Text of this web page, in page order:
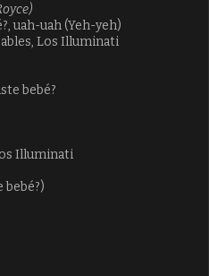
uah-uah (Yeh-yeh)
Los Illuminati
bebé?
Illuminati
bebé?)